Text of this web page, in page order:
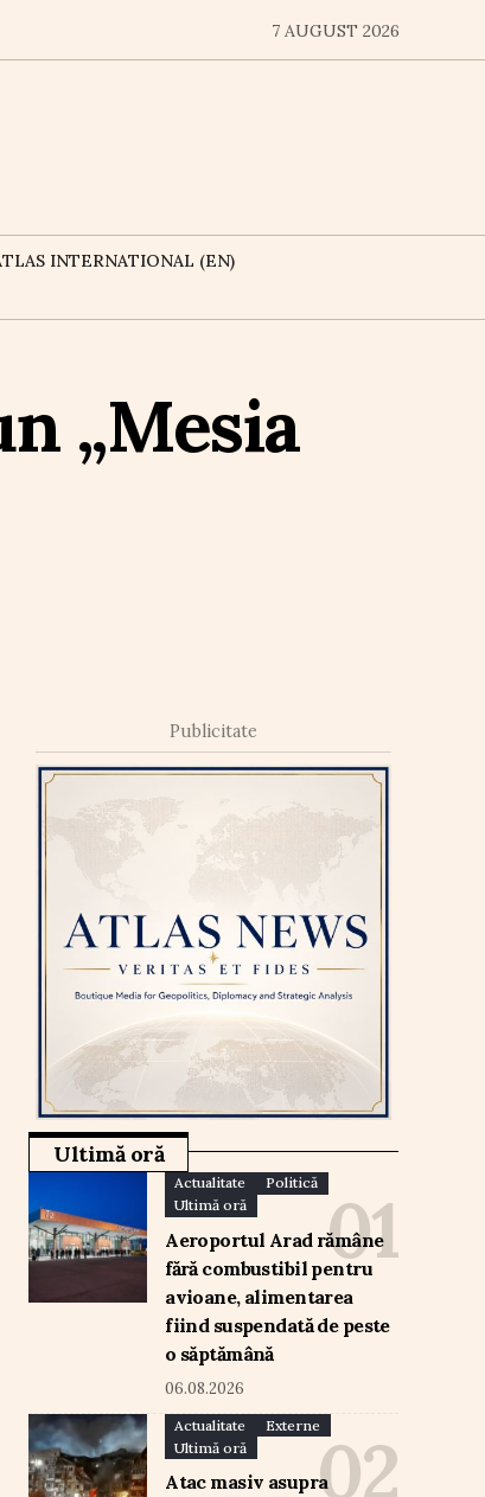
7 AUGUST 2026
INTERNATIONAL (EN)
„Mesia
Publicitate
Ultimă oră
Actualitate
Politică
Ultimă oră
Aeroportul Arad rămâne
fără combustibil pentru
avioane, alimentarea
fiind suspendată de peste
o săptămână
06.08.2026
Actualitate
Externe
Ultimă oră
Atac masiv asupra